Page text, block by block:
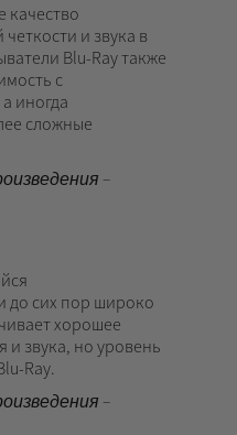
качество
и звука в
Blu-Ray также
с
иногда
сложные
–
до сих пор широко
хорошее
и звука, но уровень
Ray.
–